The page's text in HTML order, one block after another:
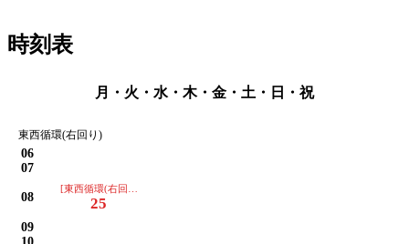
時刻表
月・火・水・木・金・土・日・祝
東西循環(右回り)
06
07
08
[東西循環(右回り)]
25
09